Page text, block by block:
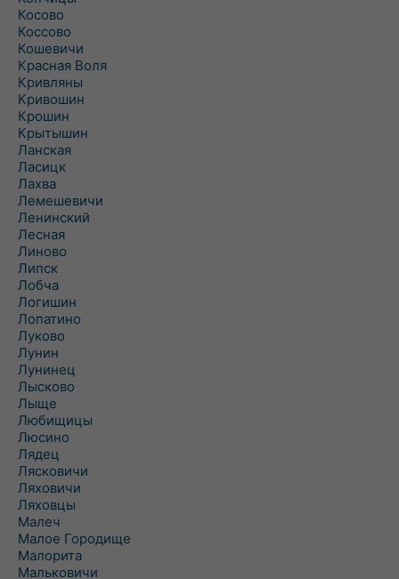
Косово
Коссово
Кошевичи
Красная Воля
Кривляны
Кривошин
Крошин
Крытышин
Ланская
Ласицк
Лахва
Лемешевичи
Ленинский
Лесная
Линово
Липск
Лобча
Логишин
Лопатино
Луково
Лунин
Лунинец
Лысково
Лыще
Любищицы
Люсино
Лядец
Лясковичи
Ляховичи
Ляховцы
Малеч
Малое Городище
Малорита
Мальковичи